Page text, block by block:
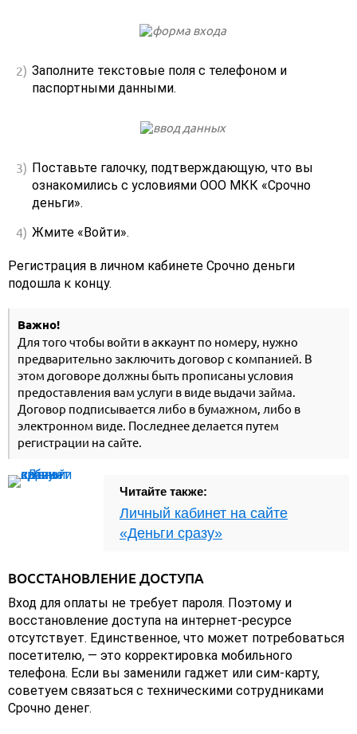
Заполните текстовые поля с телефоном и
паспортными данными.
Поставьте галочку, подтверждающую, что вы
ознакомились с условиями ООО МКК «Срочно
деньги».
Жмите «Войти».
Регистрация в личном кабинете Срочно деньги
подошла к концу.
Важно!
Для того чтобы войти в аккаунт по номеру, нужно
предварительно заключить договор с компанией. В
этом договоре должны быть прописаны условия
предоставления вам услуги в виде выдачи займа.
Договор подписывается либо в бумажном, либо в
электронном виде. Последнее делается путем
регистрации на сайте.
Читайте также:
Личный кабинет на сайте
«Деньги сразу»
ВОССТАНОВЛЕНИЕ ДОСТУПА
Вход для оплаты не требует пароля. Поэтому и
восстановление доступа на интернет-ресурсе
отсутствует. Единственное, что может потребоваться
посетителю, — это корректировка мобильного
телефона. Если вы заменили гаджет или сим-карту,
советуем связаться с техническими сотрудниками
Срочно денег.